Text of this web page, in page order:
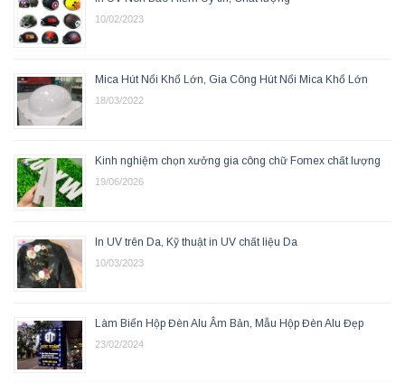
10/02/2023
Mica Hút Nổi Khổ Lớn, Gia Công Hút Nổi Mica Khổ Lớn
18/03/2022
Kinh nghiệm chọn xưởng gia công chữ Fomex chất lượng
19/06/2026
In UV trên Da, Kỹ thuật in UV chất liệu Da
10/03/2023
Làm Biển Hộp Đèn Alu Âm Bản, Mẫu Hộp Đèn Alu Đẹp
23/02/2024